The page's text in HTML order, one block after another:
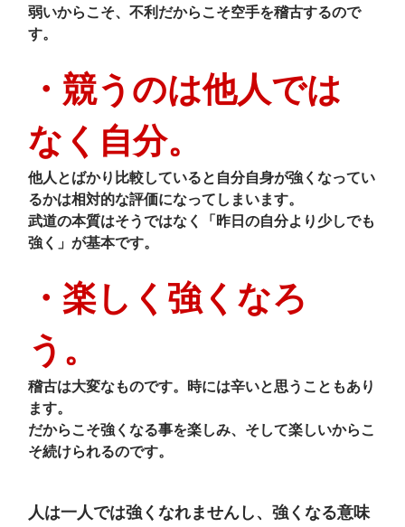
弱いからこそ、不利だからこそ空手を稽古するので
す。
・競うのは他人では
なく自分。
他人とばかり比較していると自分自身が強くなってい
るかは相対的な評価になってしまいます。
武道の本質はそうではなく「昨日の自分より少しでも
強く」が基本です。
・楽しく強くなろ
う。
稽古は大変なものです。時には辛いと思うこともあり
ます。
だからこそ強くなる事を楽しみ、そして楽しいからこ
そ続けられるのです。
人は一人では強くなれませんし、強くなる意味